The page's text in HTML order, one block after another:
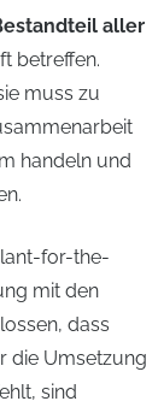
aller
betreffen.
muss zu
handeln und
for-the-
mit den
dass
die Umsetzung
sind